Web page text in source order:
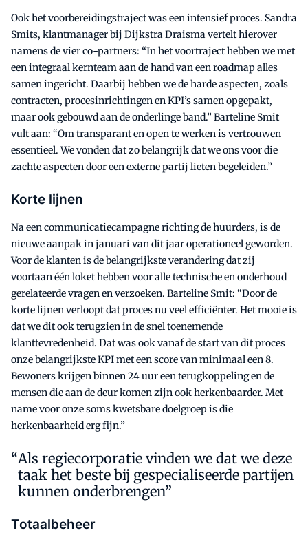
Ook het voorbereidingstraject was een intensief proces. Sandra
Smits, klantmanager bij Dijkstra Draisma vertelt hierover
namens de vier co-partners: “In het voortraject hebben we met
een integraal kernteam aan de hand van een roadmap alles
samen ingericht. Daarbij hebben we de harde aspecten, zoals
contracten, procesinrichtingen en KPI’s samen opgepakt,
maar ook gebouwd aan de onderlinge band.” Barteline Smit
vult aan: “Om transparant en open te werken is vertrouwen
essentieel. We vonden dat zo belangrijk dat we ons voor die
zachte aspecten door een externe partij lieten begeleiden.”
Korte lijnen
Na een communicatiecampagne richting de huurders, is de
nieuwe aanpak in januari van dit jaar operationeel geworden.
Voor de klanten is de belangrijkste verandering dat zij
voortaan één loket hebben voor alle technische en onderhoud
gerelateerde vragen en verzoeken. Barteline Smit: “Door de
korte lijnen verloopt dat proces nu veel efficiënter. Het mooie is
dat we dit ook terugzien in de snel toenemende
klanttevredenheid. Dat was ook vanaf de start van dit proces
onze belangrijkste KPI met een score van minimaal een 8.
Bewoners krijgen binnen 24 uur een terugkoppeling en de
mensen die aan de deur komen zijn ook herkenbaarder. Met
name voor onze soms kwetsbare doelgroep is die
herkenbaarheid erg fijn.”
Als regiecorporatie vinden we dat we deze
taak het beste bij gespecialiseerde partijen
kunnen onderbrengen”
Totaalbeheer